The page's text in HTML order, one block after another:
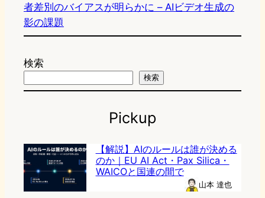
者差別のバイアスが明らかに – AIビデオ生成の
影の課題
検索
検索
Pickup
【解説】AIのルールは誰が決める
のか｜EU AI Act・Pax Silica・
WAICOと国連の間で
山本 達也